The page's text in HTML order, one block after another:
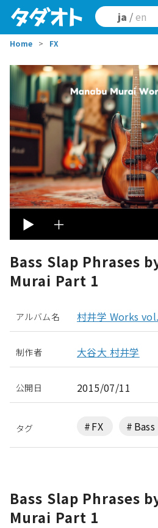
ja /en
Home FX
▶︎ ＋
Bass Slap Phrases
Murai Part 1
アルバム名 村井学 Works
制作者 大谷大 村井学
公開日 2015/07/11
タグ FX Bass
Bass Slap Phrases
Murai Part 1